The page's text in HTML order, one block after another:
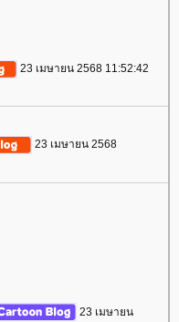
23 เมษายน 2568 11:52:42
23 เมษายน 2568
23 เมษายน